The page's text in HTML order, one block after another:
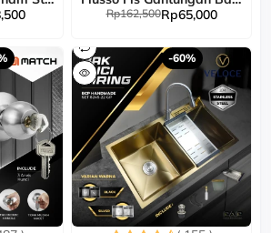
Rp162,500Rp65,000
-60%